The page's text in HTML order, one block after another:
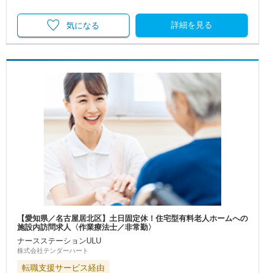
詳細を見る
気になる
【愛知県／名古屋居北区】土日固定休！住宅型有料老人ホームへの
施設内訪問求人〈作業療法士／非常勤〉
ナースステーションULU
株式会社テンダーハート
転職支援サービス経由